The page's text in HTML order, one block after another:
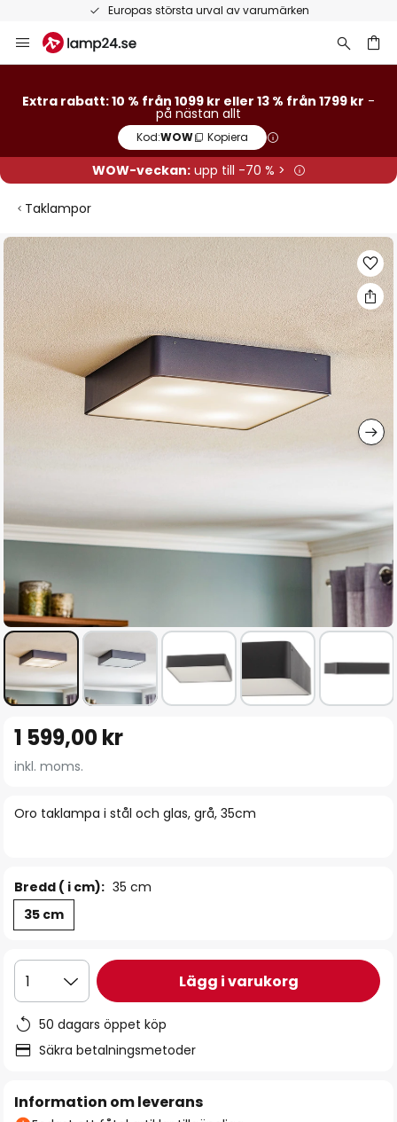
Europas största urval av varumärken
Hoppa
till
Extra rabatt: 10 % från 1099 kr eller 13 % från 1799 kr -
på nästan allt
Kod:WOW Kopiera
WOW-veckan:upp till -70 % >
Taklampor
Hoppa
till
slutet
av
bildgalleriet
till
början
bildgalleriet
Oro taklampa i stål och glas, grå, 35cm
1 599,00 kr
inkl. moms.
Bredd ( i cm): 35 cm
35 cm
1 Lägg i varukorg
50 dagars öppet köp
Säkra betalningsmetoder
Information om leverans